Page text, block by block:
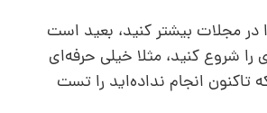
در مجلات بیشتر کنید، بعید است
یک فعالیت جدیدی را شروع کنید، مثلا خیلی حرفه‌ای
انجام نداده‌اید را تست